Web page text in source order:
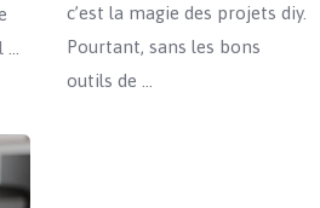
c’est la magie des projets diy.
Pourtant, sans les bons
outils de …